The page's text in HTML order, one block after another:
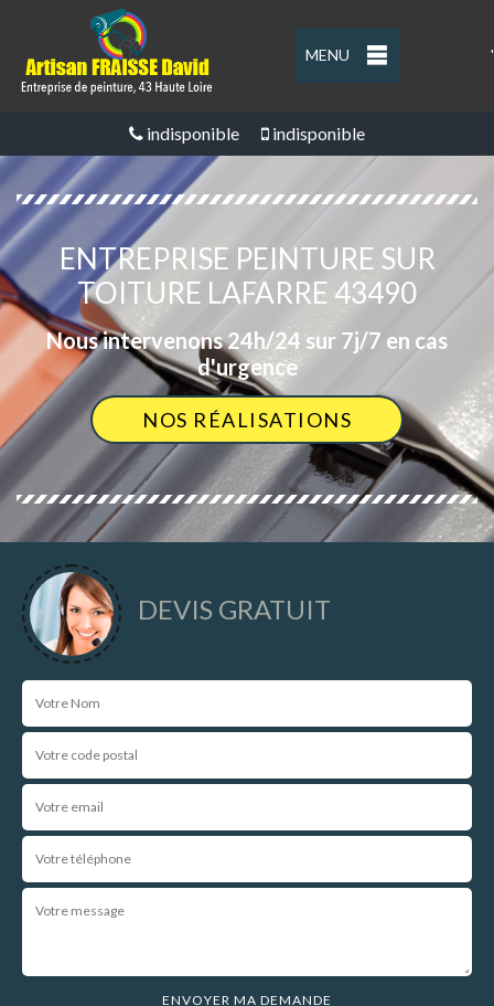
MENU '
indisponible indisponible
ENTREPRISE PEINTURE SUR
TOITURE LAFARRE 43490
Nous intervenons 24h/24 sur 7j/7 en cas
d'urgence
NOS RÉALISATIONS
DEVIS GRATUIT